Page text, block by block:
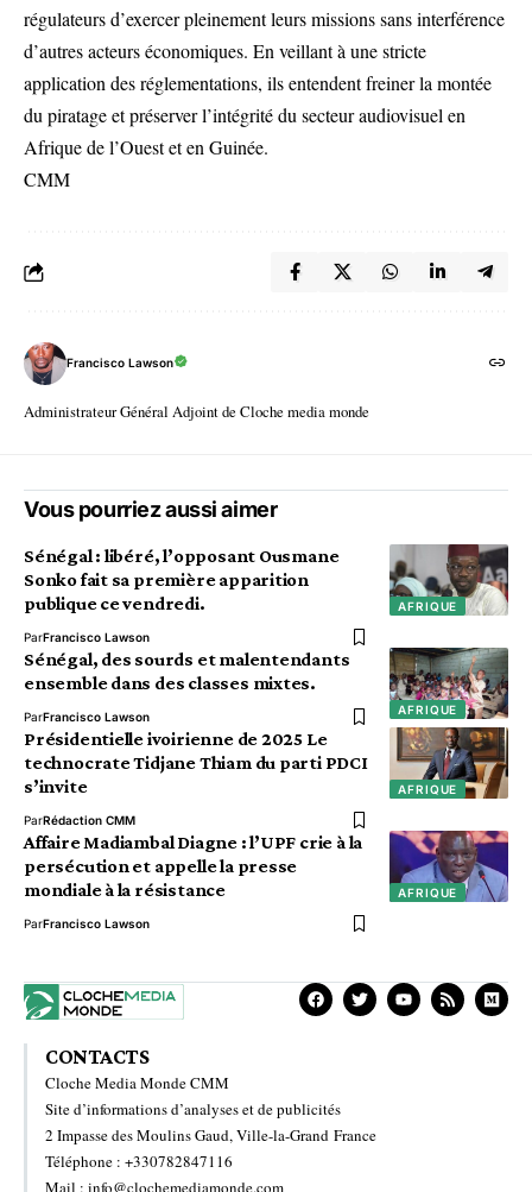
régulateurs d’exercer pleinement leurs missions sans interférence
d’autres acteurs économiques. En veillant à une stricte
application des réglementations, ils entendent freiner la montée
du piratage et préserver l’intégrité du secteur audiovisuel en
Afrique de l’Ouest et en Guinée.
CMM
Francisco Lawson
Administrateur Général Adjoint de Cloche media monde
Vous pourriez aussi aimer
AFRIQUE
Sénégal : libéré, l’opposant Ousmane
Sonko fait sa première apparition
publique ce vendredi.
ParFrancisco Lawson
AFRIQUE
Sénégal, des sourds et malentendants
ensemble dans des classes mixtes.
ParFrancisco Lawson
AFRIQUE
Présidentielle ivoirienne de 2025 Le
technocrate Tidjane Thiam du parti PDCI
s’invite
ParRédaction CMM
AFRIQUE
Affaire Madiambal Diagne : l’UPF crie à la
persécution et appelle la presse
mondiale à la résistance
ParFrancisco Lawson
CONTACTS
Cloche Media Monde CMM
Site d’informations d’analyses et de publicités
2 Impasse des Moulins Gaud, Ville-la-Grand France
Téléphone : +330782847116
Mail : info@clochemediamonde.com